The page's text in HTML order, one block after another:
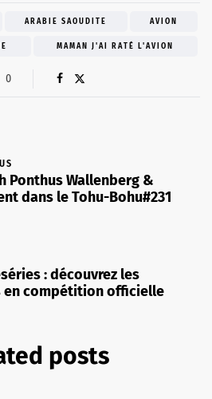
ARABIE SAOUDITE AVION
MAMAN J'AI RATÉ L'AVION
0
Ponthus Wallenberg &
dans le Tohu-Bohu#231
: découvrez les
en compétition officielle
posts